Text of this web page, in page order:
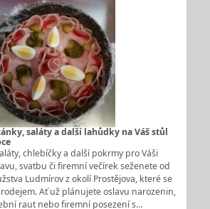
saláty a další lahůdky na Váš stůl
chlebíčky a další pokrmy pro Váši
svatbu či firemní večírek seženete od
Ludmírov z okolí Prostějova, které se
Ať už plánujete oslavu narozenin,
raut nebo firemní posezení s…